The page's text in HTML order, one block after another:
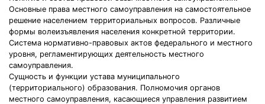
Основные права местного самоуправления на самостоятельное
решение населением территориальных вопросов. Различные
формы волеизъявления населения конкретной территории.
Система нормативно-правовых актов федерального и местного
уровня, регламентирующих деятельность местного
самоуправления.
Сущность и функции устава муниципального
(территориального) образования. Полномочия органов
местного самоуправления, касающиеся управления развитием